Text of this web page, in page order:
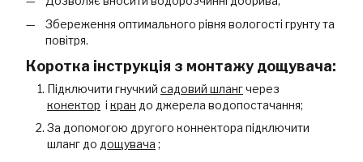
Збереження оптимального рівня вологості грунту та
повітря.
Коротка інструкція з монтажу дощувача:
Підключити гнучкий садовий шлангчерез
конектор і кран до джерела водопостачання;
За допомогою другого коннектора підключити
шланг до дощувача ;